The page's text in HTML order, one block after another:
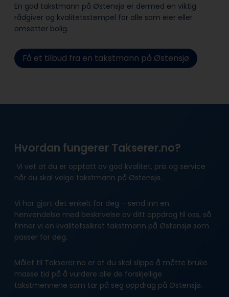
En god takstmann på Østensjø er dermed en viktig
rådgiver og kvalitetsstempel for alle som eier eller
omsetter bolig.
Få et tilbud fra en takstmann på Østensjø
Hvordan fungerer Takserer.no?
Vi vet at du er opptatt av god kvalitet, pris og service
når du skal velge takstmann på Østensjø.
Vi har gjort det enkelt for deg – send inn en
henvendelse med beskrivelse av ditt oppdrag til oss, så
finner vi en kvalitetssikret takstmann på Østensjø som
passer for deg.
Målet til Takserer.no er at du skal slippe å måtte bruke
masse tid på å vurdere alle de forskjellige
takstmennene som tar på seg oppdrag på Østensjø.